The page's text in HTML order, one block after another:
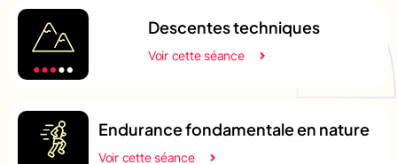
Descentes techniques
Voir cette séance
Endurance fondamentale en nature
Voir cette séance